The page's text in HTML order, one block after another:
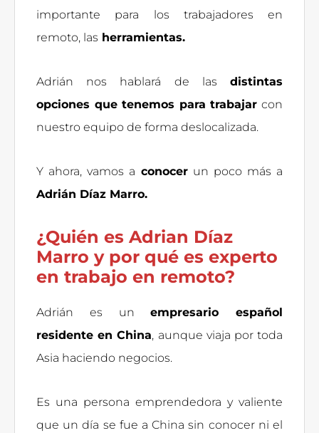
importante para los trabajadores en
remoto, las herramientas.
Adrián nos hablará de las distintas
opciones que tenemos para trabajar con
nuestro equipo de forma deslocalizada.
Y ahora, vamos a conocerun poco más a
Adrián Díaz Marro.
¿Quién es Adrian Díaz
Marro y por qué es experto
en trabajo en remoto?
Adrián es unempresario español
residente en China, aunque viaja por toda
Asia haciendo negocios.
Es una persona emprendedora y valiente
que un día se fue a China sin conocer ni el